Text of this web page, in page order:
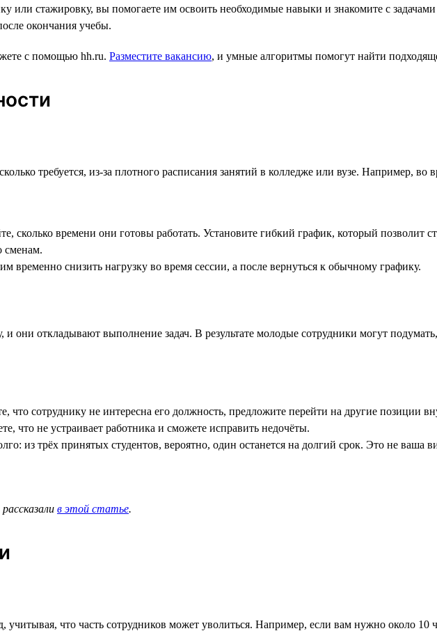
или стажировку, вы помогаете им освоить необходимые навыки и знакомите с
окончания учебы.
с помощью hh.ru. Разместите вакансию, и умные алгоритмы помогут найти
требуется, из-за плотного расписания занятий в колледже или вузе. Например, во
сколько времени они готовы работать. Установите гибкий график, который позволит
сменам.
временно снизить нагрузку во время сессии, а после вернуться к обычному графику.
они откладывают выполнение задач. В результате молодые сотрудники могут
что сотруднику не интересна его должность, предложите перейти на другие позиции
что не устраивает работника и сможете исправить недочёты.
из трёх принятых студентов, вероятно, один останется на долгий срок. Это не ваша
в этой статье.
что часть сотрудников может уволиться. Например, если вам нужно около 10